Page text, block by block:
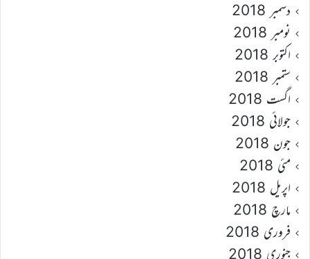
دسمبر 2018
نومبر 2018
اکتوبر 2018
ستمبر 2018
اگست 2018
جولائی 2018
جون 2018
مئی 2018
اپریل 2018
مارچ 2018
فروری 2018
جنوری 2018